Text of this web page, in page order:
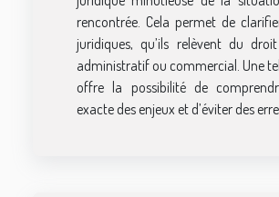
rencontrée. Cela permet de
juridiques, qu’ils relèvent du
administratif ou commercial. Une
offre la possibilité de
exacte des enjeux et d’éviter des